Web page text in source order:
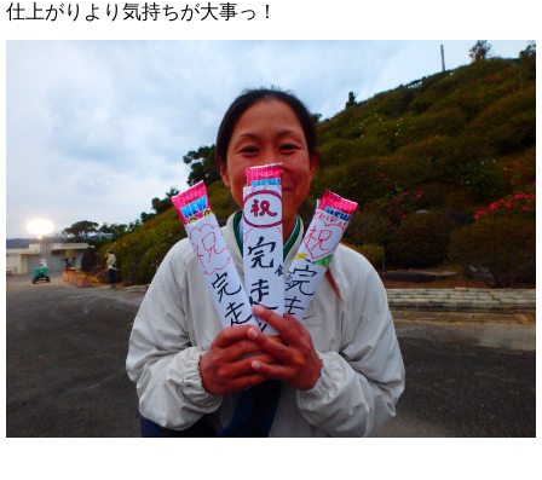
仕上がりより気持ちが大事っ！